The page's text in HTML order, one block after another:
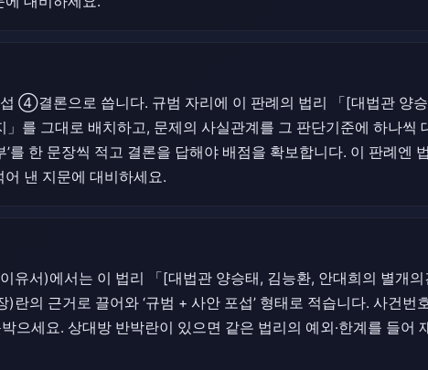
론으로 씁니다. 규범 자리에 이 판례의 법리 「[대법관 양승
를 그대로 배치하고, 문제의 사실관계를 그 판단기준에 하나씩
한 문장씩 적고 결론을 답해야 배점을 확보합니다. 이 판례엔
낸 지문에 대비하세요.
유서)에서는 이 법리 「[대법관 양승태, 김능환, 안대희의 별개
)란의 근거로 끌어와 ‘규범 + 사안 포섭’ 형태로 적습니다. 사건
으세요. 상대방 반박란이 있으면 같은 법리의 예외·한계를 들어